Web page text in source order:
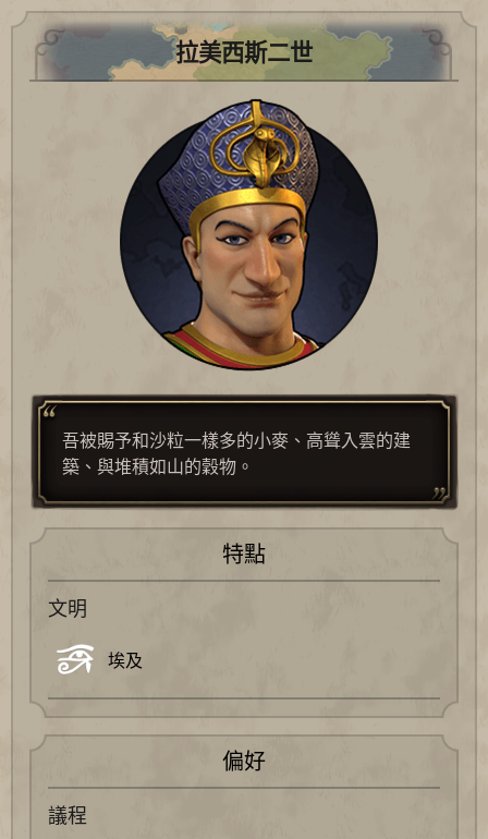
拉美西斯二世
吾被賜予和沙粒一樣多的小麥、高聳入雲的建
築、與堆積如山的穀物。
特點
文明
埃及
偏好
議程